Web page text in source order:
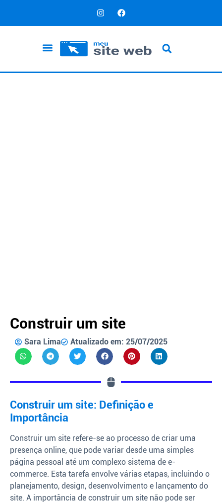
Construir um site
Sara Lima Atualizado em: 25/07/2025
Construir um site: Definição e
Importância
Construir um site refere-se ao processo de criar uma
presença online, que pode variar desde uma simples
página pessoal até um complexo sistema de e-
commerce. Esta tarefa envolve várias etapas, incluindo o
planejamento, design, desenvolvimento e lançamento do
site. A importância de construir um site não pode ser